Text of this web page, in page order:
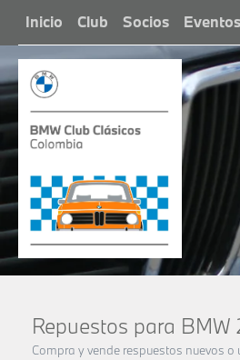
Inicio Club Socios Eventos
Repuestos para BMW
Compra y vende respuestos nuevos